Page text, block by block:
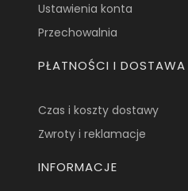
Ustawienia konta
Przechowalnia
PŁATNOŚCI I DOSTAWA
Czas i koszty dostawy
Zwroty i reklamacje
INFORMACJE